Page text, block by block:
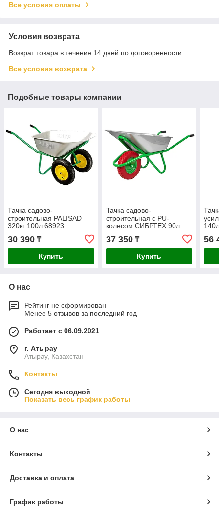
Все условия оплаты
Условия возврата
Возврат товара в течение 14 дней по договоренности
Все условия возврата
Подобные товары компании
Тачка садово-
строительная PALISAD
320кг 100л 68923
30 390 ₸
Купить
Тачка садово-
строительная с PU-
колесом СИБРТЕХ 90л
180кг 68968
37 350₸
Купить
56
О нас
Рейтинг не сформирован
Менее 5 отзывов за последний год
Работает с 06.09.2021
г. Атырау
Атырау, Казахстан
Контакты
Сегодня выходной
Показать весь график работы
О нас
Контакты
Доставка и оплата
График работы